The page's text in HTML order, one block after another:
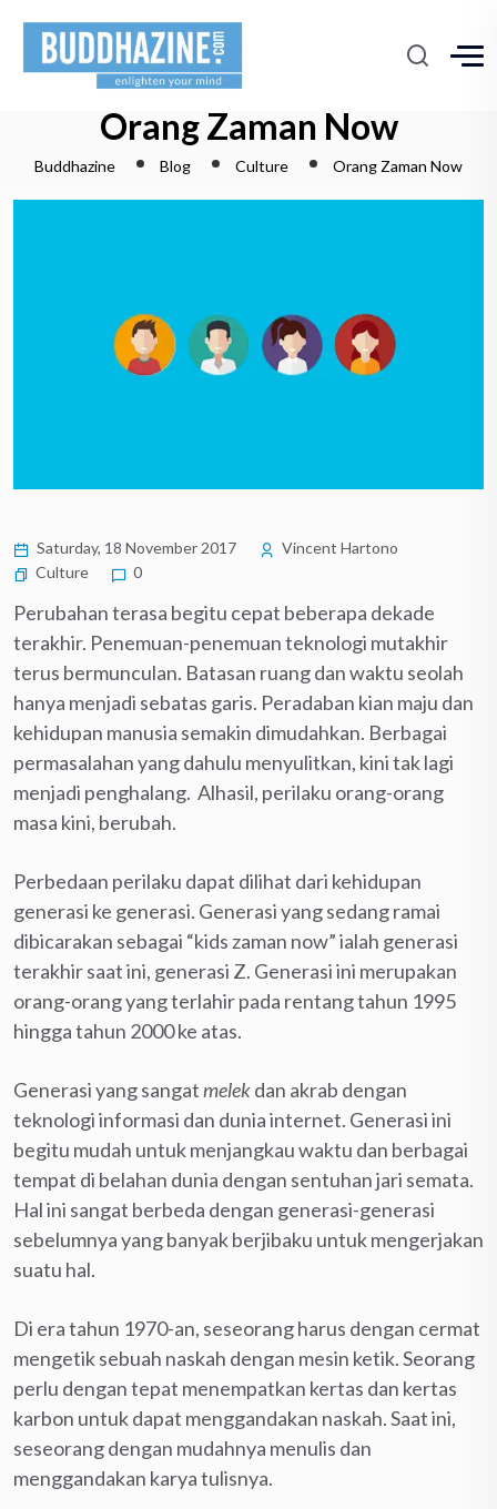
Orang Zaman Now
Buddhazine Blog Culture Orang Zaman Now
Saturday, 18 November 2017
Vincent Hartono
Culture
0
Perubahan terasa begitu cepat beberapa dekade
terakhir. Penemuan-penemuan teknologi mutakhir
terus bermunculan. Batasan ruang dan waktu seolah
hanya menjadi sebatas garis. Peradaban kian maju dan
kehidupan manusia semakin dimudahkan. Berbagai
permasalahan yang dahulu menyulitkan, kini tak lagi
menjadi penghalang. Alhasil, perilaku orang-orang
masa kini, berubah.
Perbedaan perilaku dapat dilihat dari kehidupan
generasi ke generasi. Generasi yang sedang ramai
dibicarakan sebagai “kids zaman now” ialah generasi
terakhir saat ini, generasi Z. Generasi ini merupakan
orang-orang yang terlahir pada rentang tahun 1995
hingga tahun 2000 ke atas.
Generasi yang sangatmelekdan akrab dengan
teknologi informasi dan dunia internet. Generasi ini
begitu mudah untuk menjangkau waktu dan berbagai
tempat di belahan dunia dengan sentuhan jari semata.
Hal ini sangat berbeda dengan generasi-generasi
sebelumnya yang banyak berjibaku untuk mengerjakan
suatu hal.
Di era tahun 1970-an, seseorang harus dengan cermat
mengetik sebuah naskah dengan mesin ketik. Seorang
perlu dengan tepat menempatkan kertas dan kertas
karbon untuk dapat menggandakan naskah. Saat ini,
seseorang dengan mudahnya menulis dan
menggandakan karya tulisnya.